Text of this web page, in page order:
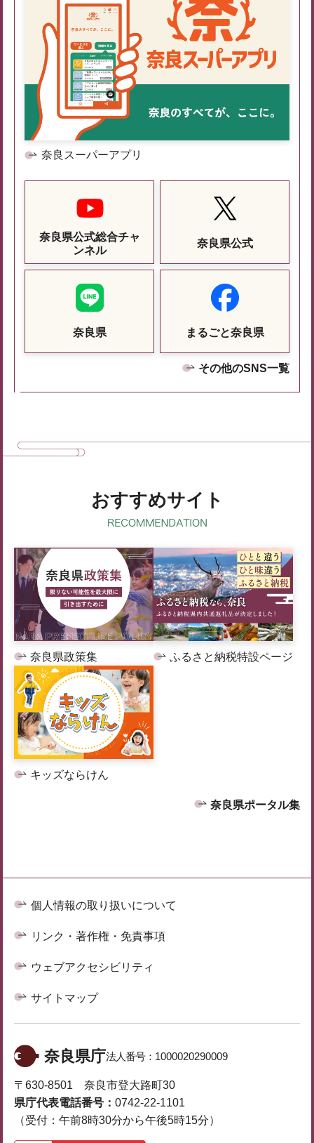
奈良スーパーアプリ
奈良県公式総合チャ
ンネル
奈良県公式
奈良県 まるごと奈良県
その他のSNS一覧
おすすめサイト
奈良県政策集 ふるさと納税特設ページ
キッズならけん
奈良県ポータル集
個人情報の取り扱いについて
リンク・著作権・免責事項
ウェブアクセシビリティ
サイトマップ
奈良県庁法人番号： 1000020290009
〒630-8501 奈良市登大路町30
県庁代表電話番号： 0742-22-1101
（受付：午前8時30分から午後5時15分）